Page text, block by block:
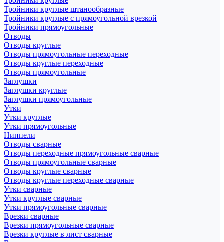
Тройники круглые штанообразные
Тройники круглые с прямоугольной врезкой
Тройники прямоугольные
Отводы
Отводы круглые
Отводы прямоугольные переходные
Отводы круглые переходные
Отводы прямоугольные
Заглушки
Заглушки круглые
Заглушки прямоугольные
Утки
Утки круглые
Утки прямоугольные
Ниппели
Отводы сварные
Отводы переходные прямоугольные сварные
Отводы прямоугольные сварные
Отводы круглые сварные
Отводы круглые переходные сварные
Утки сварные
Утки круглые сварные
Утки прямоугольные сварные
Врезки сварные
Врезки прямоугольные сварные
Врезки круглые в лист сварные